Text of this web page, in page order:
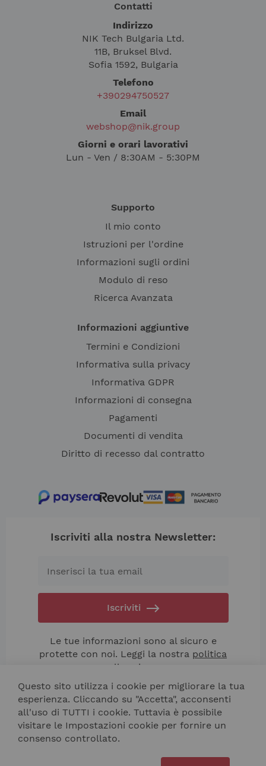
Contatti
Indirizzo
NIK Tech Bulgaria Ltd.
11B, Bruksel Blvd.
Sofia 1592, Bulgaria
Telefono
+390294750527
Email
webshop@nik.group
Giorni e orari lavorativi
Lun - Ven / 8:30AM - 5:30PM
Supporto
Il mio conto
Istruzioni per l'ordine
Informazioni sugli ordini
Modulo di reso
Ricerca Avanzata
Informazioni aggiuntive
Termini e Condizioni
Informativa sulla privacy
Informativa GDPR
Informazioni di consegna
Pagamenti
Documenti di vendita
Diritto di recesso dal contratto
Iscriviti alla nostra Newsletter:
Iscriviti
Le tue informazioni sono al sicuro e
protette con noi. Leggi la nostra politica
sulla privacy.
Questo sito utilizza i cookie per migliorare la tua
esperienza. Cliccando su "Accetta", acconsenti
all'uso di TUTTI i cookie. Tuttavia è possibile
visitare le Impostazioni cookie per fornire un
consenso controllato.